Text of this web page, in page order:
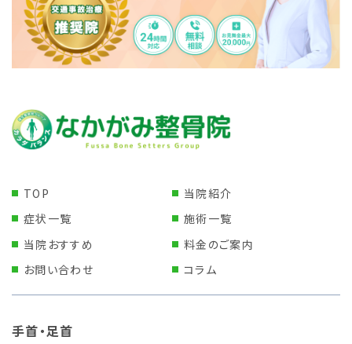
TOP
当院紹介
症状一覧
施術一覧
当院おすすめ
料金のご案内
お問い合わせ
コラム
手首・足首